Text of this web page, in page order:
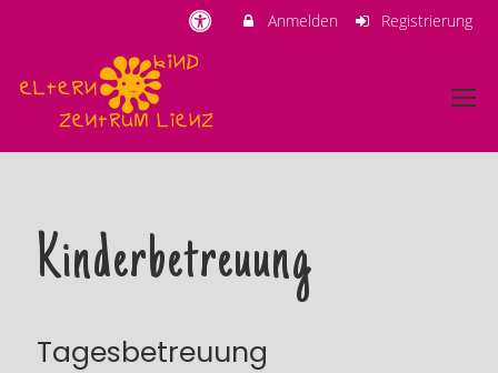
Anmelden Registrierung
Kinderbetreuung
Tagesbetreuung